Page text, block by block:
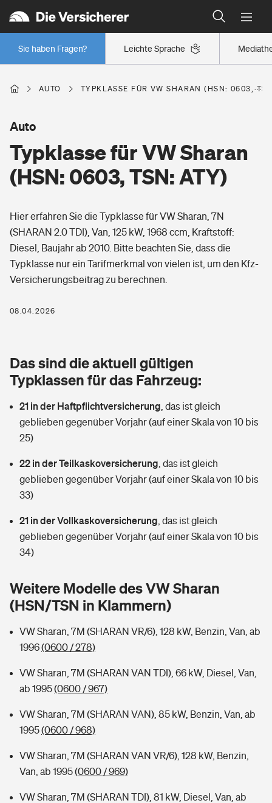
Leichte Sprache
Sie haben Fragen?
Wer versichert was: Jetzt Versicherer finden
Regionalklassen: So ist Ihre Region eingestuft
Wer versichert was: Jetzt Versicherer finden
Berufsunfähigkeitsversicherung
Erwerbsunfähigkeitsversicherung
Grundfähigkeitsversicherung
Arbeitsrechtsschutz
Berufshaftpflichtversicherung
Zur Übersicht
Tools
Wer versichert was: Jetzt Versicherer finden
Sie haben Fragen?
Wohnen
Elementarversicherung
Glasversicherung
Mietkautionsversicherung
Restkreditversicherung
Zur Übersicht
Tools
Wer versichert was: Jetzt Versicherer finden
Sie haben Fragen?
Freizeit
Pri­vate Haft­pflicht­
Kinderunfall­ver­si­che­rung
Kinderinvalidität
Hundehalter-Haftpflicht
Handyversicherung
Musikinstrumentenversicherung
Zur Übersicht
Kinderunfall-Check: Mehr Sicherheit für deine Kids
Typklassen: So ist Ihr Auto eingestuft
Gesundheit
Private Krankenversicherung
Dread-Disease-Versicherung
Tierkrankenversicherung
Zur Übersicht
Tools
Wer versichert was: Jetzt Versicherer finden
Sie haben Fragen?
Rentenrechner: Wie viel Geld bekomme ich im Alter?
AUTO TYPKLASSE FÜR VW SHARAN (HSN: 0603,
Typklasse für VW Sharan
(HSN: 0603, TSN: ATY)
Auto
Hier erfahren Sie die Typklasse für VW Sharan, 7N
(SHARAN 2.0 TDI), Van, 125 kW, 1968 ccm, Kraftstoff:
Diesel, Baujahr ab 2010. Bitte beachten Sie, dass die
Typklasse nur ein Tarifmerkmal von vielen ist, um den Kfz-
Versicherungsbeitrag zu berechnen.
08.04.2026
Das sind die aktuell gültigen
Typklassen für das Fahrzeug:
21 in der Haftpflichtversicherung das ist gleich
geblieben gegenüber Vorjahr (auf einer Skala von 10 bis
25)
22 in der Teilkaskoversicherung das ist gleich
geblieben gegenüber Vorjahr (auf einer Skala von 10 bis
33)
21 in der Vollkaskoversicherung das ist gleich
geblieben gegenüber Vorjahr (auf einer Skala von 10 bis
34)
Weitere Modelle des VW Sharan
(HSN/TSN in Klammern)
VW Sharan, 7M (SHARAN VR/6), 128 kW, Benzin, Van, ab
1996(0600 / 278)
VW Sharan, 7M (SHARAN VAN TDI), 66 kW, Diesel, Van,
ab 1995(0600 / 967)
VW Sharan, 7M (SHARAN VAN), 85 kW, Benzin, Van, ab
1995(0600 / 968)
VW Sharan, 7M (SHARAN VAN VR/6), 128 kW, Benzin,
Van, ab 1995(0600 / 969)
VW Sharan, 7M (SHARAN TDI), 81 kW, Diesel, Van, ab